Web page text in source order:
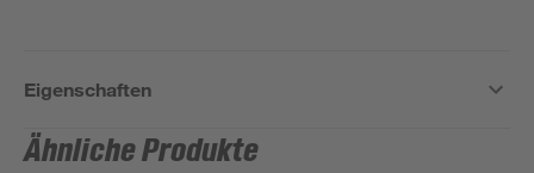
Eigenschaften
Ähnliche Produkte